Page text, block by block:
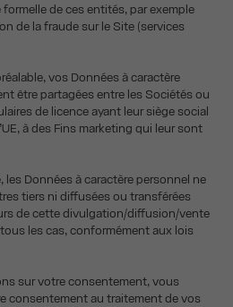
de ces entités, par exemple
de la fraude sur le Site (services
vos Données à caractère
être partagées entre les Sociétés ou
de licence ayant leur siège social
à des Fins marketing qui leur sont
Données à caractère personnel ne
tiers ni diffusées ou transférées
de cette divulgation/diffusion/vente
les cas, conformément aux lois
sur votre consentement, vous
consentement au traitement de vos